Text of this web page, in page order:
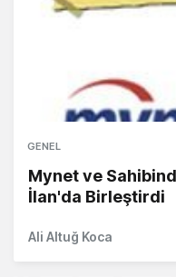
GENEL
Mynet ve
İlan'da Birleştirdi
Ali Altuğ Koca